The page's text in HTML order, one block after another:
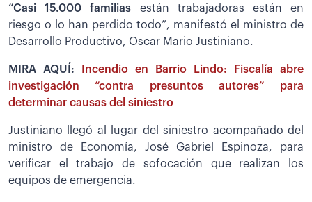
“Casi 15.000 familias están trabajadoras están en
riesgo o lo han perdido todo”, manifestó el ministro de
Desarrollo Productivo, Oscar Mario Justiniano.
MIRA AQUÍ:
Incendio en Barrio Lindo: Fiscalía abre
investigación “contra presuntos autores” para
determinar causas del siniestro
Justiniano llegó al lugar del siniestro acompañado del
ministro de Economía, José Gabriel Espinoza, para
verificar el trabajo de sofocación que realizan los
equipos de emergencia.